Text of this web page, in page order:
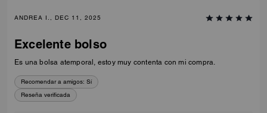
ANDREA I., DEC 11, 2025
Excelente bolso
Es una bolsa atemporal, estoy muy contenta con mi compra.
Recomendar a amigos: Sí
Reseña verificada